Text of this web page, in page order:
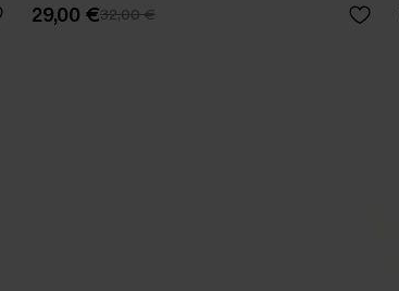
29,00 €32,00 €